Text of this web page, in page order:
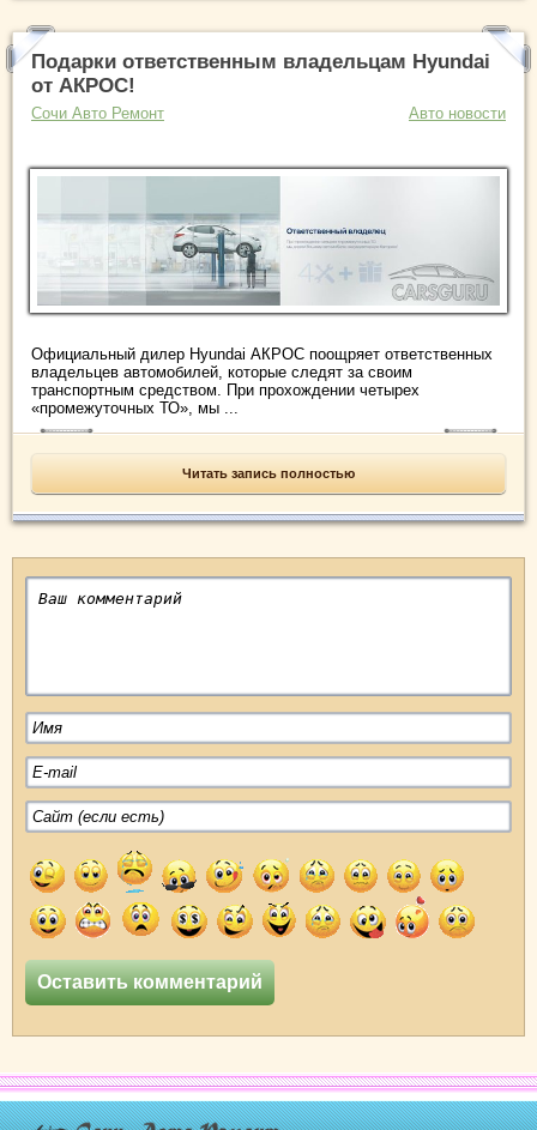
Подарки ответственным владельцам Hyundai
от АКРОС!
Сочи Авто Ремонт Авто новости
Официальный дилер Hyundai АКРОС поощряет ответственных
владельцев автомобилей, которые следят за своим
транспортным средством. При прохождении четырех
«промежуточных ТО», мы ...
Читать запись полностью